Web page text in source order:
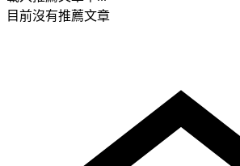
目前沒有推薦文章